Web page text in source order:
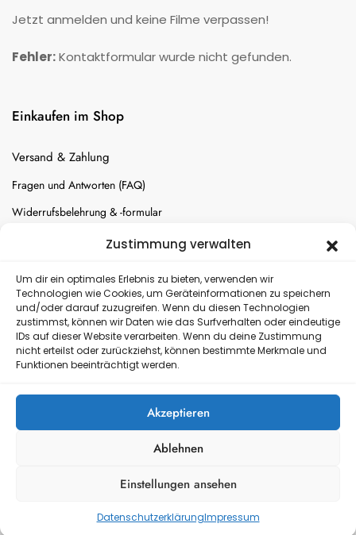
Zustimmung verwalten
Um dir ein optimales Erlebnis zu bieten, verwenden wir
Technologien wie Cookies, um Geräteinformationen zu speichern
und/oder darauf zuzugreifen. Wenn du diesen Technologien
zustimmst, können wir Daten wie das Surfverhalten oder eindeutige
IDs auf dieser Website verarbeiten. Wenn du deine Zustimmung
nicht erteilst oder zurückziehst, können bestimmte Merkmale und
Funktionen beeinträchtigt werden.
Akzeptieren
Ablehnen
Einstellungen ansehen
DatenschutzerklärungImpressum
Jetzt anmelden und keine Filme verpassen!
Fehler:Kontaktformular wurde nicht gefunden.
Einkaufen im Shop
Versand & Zahlung
Fragen und Antworten (FAQ)
Widerrufsbelehrung & -formular
Batterien-Entsorgung
Versand
Kostenloser Rückversand
Copyright © 2026 Polyfoxx OG